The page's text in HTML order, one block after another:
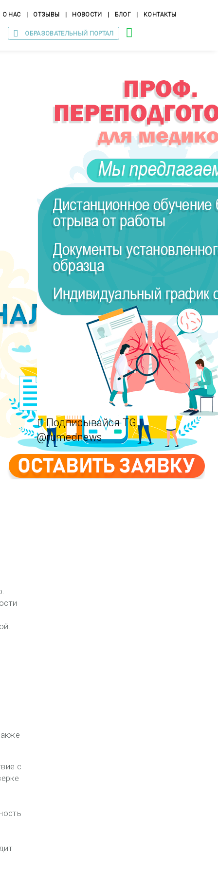
О НАС ОТЗЫВЫ НОВОСТИ БЛОГ КОНТАКТЫ
ОБРАЗОВАТЕЛЬНЫЙ ПОРТАЛ
с
Подписывайся TG
@rumednews